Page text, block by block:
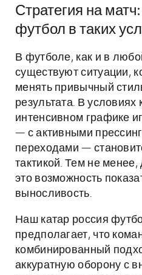
Стратегия на
футбол в таких
В футболе, как и в
существуют ситуации,
менять привычный
результата. В
интенсивном графике
— с активными
переходами —
тактикой. Тем не
это возможность
выносливость.
Наш катар россия
предполагает, что
комбинированный
аккуратную оборону с